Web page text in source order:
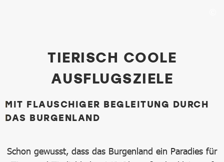
Tierische AusflugzieleTIERISCH COOLE
AUSFLUGSZIELE
MIT FLAUSCHIGER BEGLEITUNG DURCH
DAS BURGENLAND
Schon gewusst, dass das Burgenland ein Paradies für